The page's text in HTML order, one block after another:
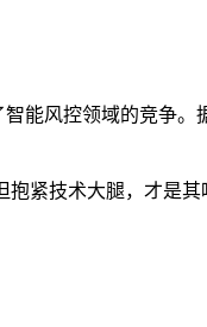
能风控领域的竞争
紧技术大腿，才是其